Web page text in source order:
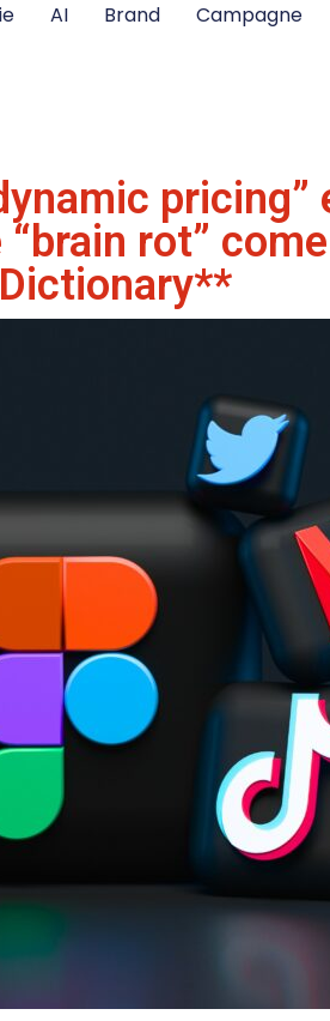
AI Brand Campagne
pricing”
rot”